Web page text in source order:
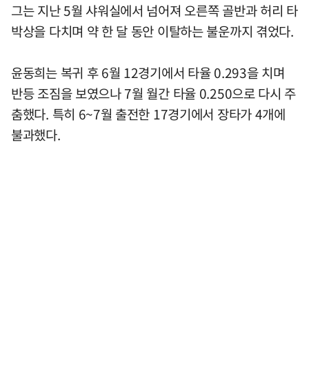
그는 지난 5월 샤워실에서 넘어져 오른쪽 골반과 허리 타
박상을 다치며 약 한 달 동안 이탈하는 불운까지 겪었다.
윤동희는 복귀 후 6월 12경기에서 타율 0.293을 치며
반등 조짐을 보였으나 7월 월간 타율 0.250으로 다시 주
춤했다. 특히 6~7월 출전한 17경기에서 장타가 4개에
불과했다.